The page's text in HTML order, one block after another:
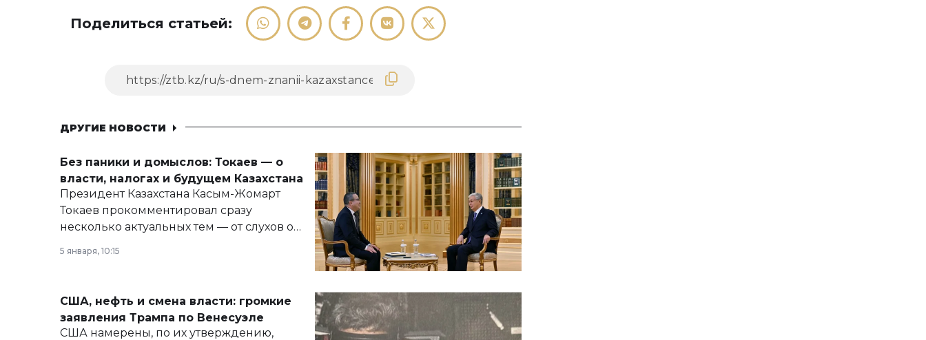
Поделиться статьей:
ДРУГИЕ НОВОСТИ
Без паники и домыслов: Токаев — о
власти, налогах и будущем Казахстана
Президент Казахстана Касым-Жомарт
Токаев прокомментировал сразу
несколько актуальных тем — от слухов о
армии, экономики и личного здоровья.
5 января, 10:15
США, нефть и смена власти: громкие
заявления Трампа по Венесуэле
США намерены, по их утверждению,